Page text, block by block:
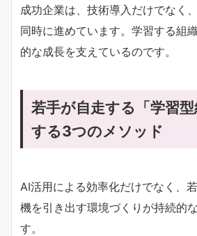
成功企業は、技術導入だけでなく
同時に進めています。学習する組
的な成長を支えているのです。
若手が自走する「学習
する3つのメソッド
AI活用による効率化だけでなく、
機を引き出す環境づくりが持続的
す。